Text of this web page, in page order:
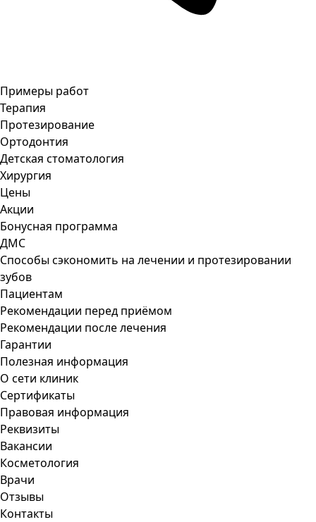
Примеры работ
Терапия
Протезирование
Ортодонтия
Детская стоматология
Хирургия
Цены
Акции
Бонусная программа
ДМС
Способы сэкономить на лечении и протезировании
зубов
Пациентам
Рекомендации перед приёмом
Рекомендации после лечения
Гарантии
Полезная информация
О сети клиник
Сертификаты
Правовая информация
Реквизиты
Вакансии
Косметология
Врачи
Отзывы
Контакты